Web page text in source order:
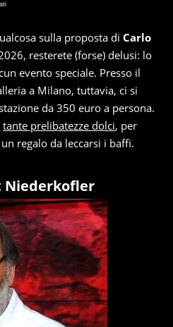
sulla proposta di Carlo
resterete (forse) delusi: lo
evento speciale. Presso il
a Milano, tuttavia, ci si
da 350 euro a persona.
tante prelibatezze dolci, per
regalo da leccarsi i baffi.
Niederkofler